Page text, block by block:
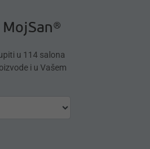
u 114 salona
i u Vašem